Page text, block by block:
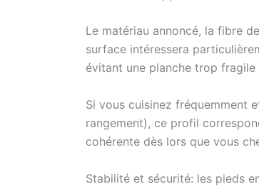
Le matériau annoncé, la fibre
surface intéressera
évitant une planche trop
Si vous cuisinez fréquemment
rangement), ce profil
cohérente dès lors que vous
Stabilité et sécurité: les pieds